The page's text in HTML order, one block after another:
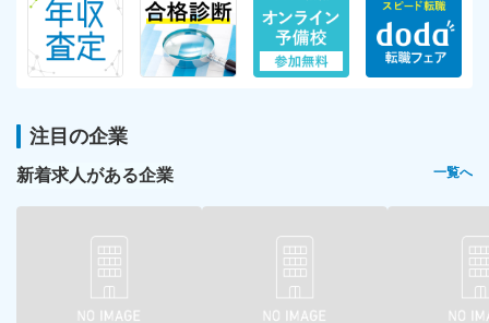
注目の企業
新着求人がある企業 一覧へ